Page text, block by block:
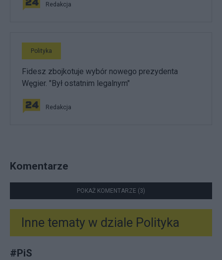
Redakcja
Polityka
Fidesz zbojkotuje wybór nowego prezydenta
Węgier. "Był ostatnim legalnym"
Redakcja
Komentarze
POKAŻ KOMENTARZE (3)
Inne tematy w dziale Polityka
#PiS